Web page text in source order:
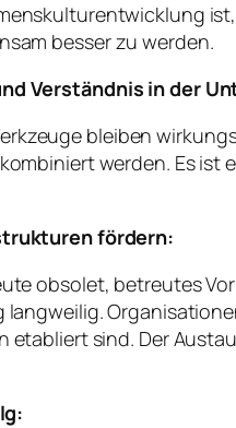
besser zu werden.
Verständnis in der
bleiben
werden. Es
fördern:
obsolet, betreutes
sind. Der